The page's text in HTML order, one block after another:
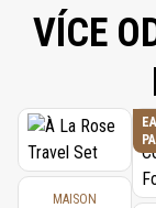
VÍCE
MAISON